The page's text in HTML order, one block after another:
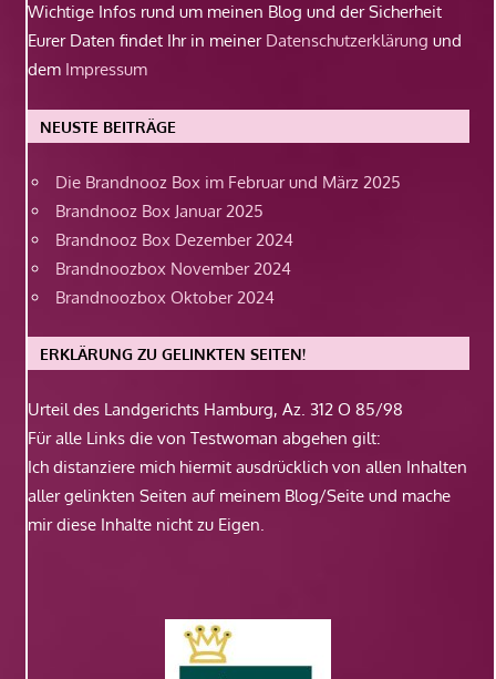
Wichtige Infos rund um meinen Blog und der Sicherheit
Eurer Daten findet Ihr in meiner Datenschutzerklärung und
dem Impressum
NEUSTE BEITRÄGE
Die Brandnooz Box im Februar und März 2025
Brandnooz Box Januar 2025
Brandnooz Box Dezember 2024
Brandnoozbox November 2024
Brandnoozbox Oktober 2024
ERKLÄRUNG ZU GELINKTEN SEITEN!
Urteil des Landgerichts Hamburg, Az. 312 O 85/98
Für alle Links die von Testwoman abgehen gilt:
Ich distanziere mich hiermit ausdrücklich von allen Inhalten
aller gelinkten Seiten auf meinem Blog/Seite und mache
mir diese Inhalte nicht zu Eigen.